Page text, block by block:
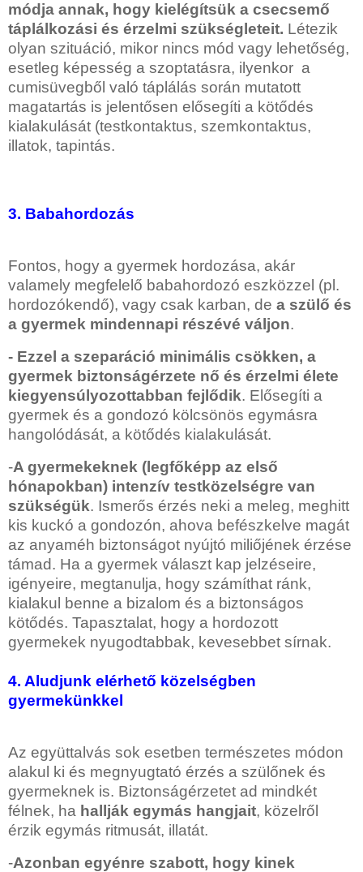
módja annak, hogy kielégítsük a csecsemő
táplálkozási és érzelmi szükségleteit. Létezik
olyan szituáció, mikor nincs mód vagy lehetőség,
esetleg képesség a szoptatásra, ilyenkor a
cumisüvegből való táplálás során mutatott
magatartás is jelentősen elősegíti a kötődés
kialakulását (testkontaktus, szemkontaktus,
illatok, tapintás.
3. Babahordozás
Fontos, hogy a gyermek hordozása, akár
valamely megfelelő babahordozó eszközzel (pl.
hordozókendő), vagy csak karban, de a szülő és
a gyermek mindennapi részévé váljon.
- Ezzel a szeparáció minimális csökken, a
gyermek biztonságérzete nő és érzelmi élete
kiegyensúlyozottabban fejlődik. Elősegíti a
gyermek és a gondozó kölcsönös egymásra
hangolódását, a kötődés kialakulását.
-A gyermekeknek (legfőképp az első
hónapokban) intenzív testközelségre van
szükségük. Ismerős érzés neki a meleg, meghitt
kis kuckó a gondozón, ahova befészkelve magát
az anyaméh biztonságot nyújtó miliőjének érzése
támad. Ha a gyermek választ kap jelzéseire,
igényeire, megtanulja, hogy számíthat ránk,
kialakul benne a bizalom és a biztonságos
kötődés. Tapasztalat, hogy a hordozott
gyermekek nyugodtabbak, kevesebbet sírnak.
4. Aludjunk elérhető közelségben
gyermekünkkel
Az együttalvás sok esetben természetes módon
alakul ki és megnyugtató érzés a szülőnek és
gyermeknek is. Biztonságérzetet ad mindkét
félnek, ha hallják egymás hangjait, közelről
érzik egymás ritmusát, illatát.
-Azonban egyénre szabott, hogy kinek